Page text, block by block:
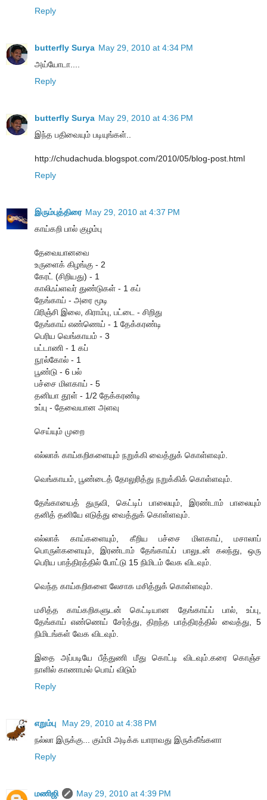
Reply
butterfly Surya May 29, 2010 at 4:34 PM
அய்யோடா....
Reply
butterfly Surya May 29, 2010 at 4:36 PM
இந்த பதிவையும் படியுங்கள்..
http://chudachuda.blogspot.com/2010/05/blog-post.html
Reply
இரும்புத்திரை May 29, 2010 at 4:37 PM
கா‌ய்க‌றி பா‌ல் குழ‌ம்பு
தேவையானவை
உருளைக் கிழங்கு - 2
கேரட் (சிறியது) - 1
காலிஃப்ளவர் துண்டுகள் - 1 கப்
தேங்காய் - அரை மூடி
பிரிஞ்சி இலை, கிராம்பு, ப‌ட்டை - ‌சி‌றிது
தேங்காய் எண்ணெய் - 1 தே‌க்கர‌ண்டி
பெரிய வெங்காயம் - 3
பட்டாணி - 1 கப்
நூல்கோல் - 1
பூண்டு - 6 பல்
பச்சை மிளகாய் - 5
த‌னியா தூ‌ள் - 1/2 தே‌க்கர‌ண்டி
உப்பு - தேவையான அளவு
செ‌ய்யு‌ம் முறை
எ‌ல்லா‌க் கா‌ய்க‌றிகளையு‌ம் நறு‌க்‌கி வை‌த்து‌க் கொ‌ள்ளவு‌ம்.
வெங்காயம், பூண்டைத் தோலுரித்து நறுக்கிக் கொள்ளவும்.
தேங்காயைத் துருவி, கெட்டிப் பாலையும், இரண்டாம் பாலையும்
தனித் தனியே எடுத்து வைத்துக் கொள்ளவும்.
எல்லாக் காய்களையும், கீறிய பச்சை மிளகாய், மசாலாப்
பொருள்களையும், இரண்டாம் தேங்காய்ப் பாலுடன் கலந்து, ஒரு
பெரிய பாத்திரத்தில் போ‌ட்டு 15 ‌‌நி‌மிட‌ம் வேக ‌விடவு‌ம்.
வெந்த காய்கறிகளை லேசாக மசித்துக் கொள்ளவும்.
மசித்த காய்கறிகளுடன் கெட்டியான தேங்காய்ப் பால், உப்பு,
தேங்காய் எண்ணெய் சேர்த்து, திறந்த பாத்திரத்தில் வைத்து, 5
நிமிடங்கள் வேக ‌விடவு‌ம்.
இதை அப்படியே பீத்துணி மீது கொட்டி விடவும்.கரை கொஞ்ச
நாளில் காணாமல் பொய் விடும்
Reply
எறும்பு
May 29, 2010 at 4:38 PM
நல்லா இருக்கு... கும்மி அடிக்க யாராவது இருக்கீங்களா
Reply
மணிஜி
May 29, 2010 at 4:39 PM